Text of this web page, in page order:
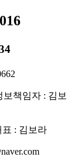
보책임자 : 김보
표 : 김보라